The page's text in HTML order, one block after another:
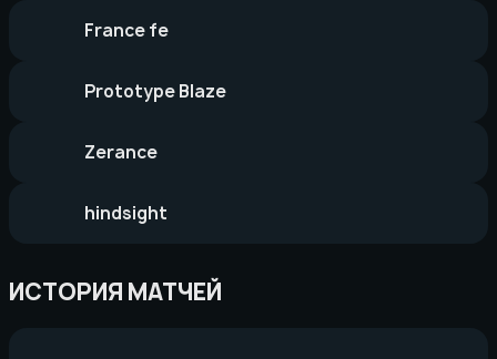
France fe
Prototype Blaze
Zerance
hindsight
ИСТОРИЯ МАТЧЕЙ